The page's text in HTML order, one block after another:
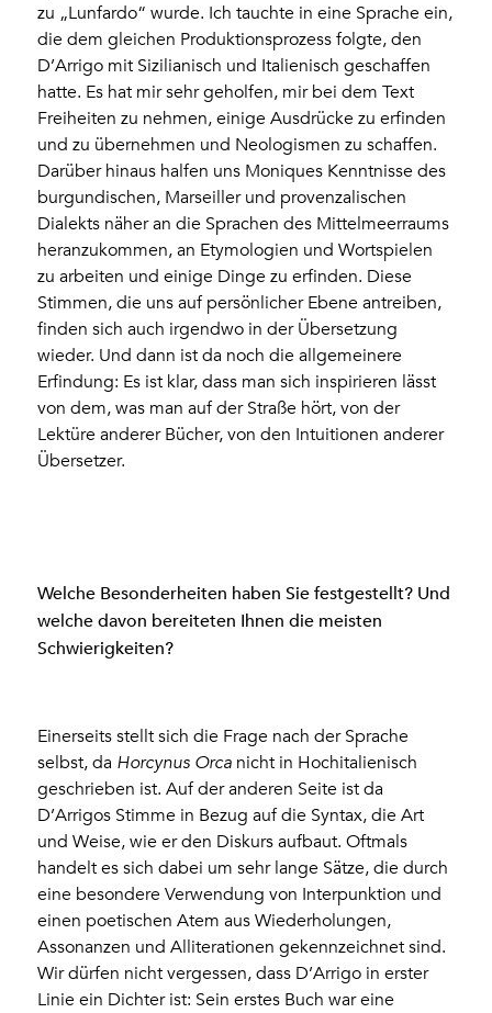
zu „Lunfardo“ wurde. Ich tauchte in eine Sprache ein,
die dem gleichen Produktionsprozess folgte, den
D’Arrigo mit Sizilianisch und Italienisch geschaffen
hatte. Es hat mir sehr geholfen, mir bei dem Text
Freiheiten zu nehmen, einige Ausdrücke zu erfinden
und zu übernehmen und Neologismen zu schaffen.
Darüber hinaus halfen uns Moniques Kenntnisse des
burgundischen, Marseiller und provenzalischen
Dialekts näher an die Sprachen des Mittelmeerraums
heranzukommen, an Etymologien und Wortspielen
zu arbeiten und einige Dinge zu erfinden. Diese
Stimmen, die uns auf persönlicher Ebene antreiben,
finden sich auch irgendwo in der Übersetzung
wieder. Und dann ist da noch die allgemeinere
Erfindung: Es ist klar, dass man sich inspirieren lässt
von dem, was man auf der Straße hört, von der
Lektüre anderer Bücher, von den Intuitionen anderer
Übersetzer.
Welche Besonderheiten haben Sie festgestellt? Und
welche davon bereiteten Ihnen die meisten
Schwierigkeiten?
Einerseits stellt sich die Frage nach der Sprache
selbst, da Horcynus Orca nicht in Hochitalienisch
geschrieben ist. Auf der anderen Seite ist da
D’Arrigos Stimme in Bezug auf die Syntax, die Art
und Weise, wie er den Diskurs aufbaut. Oftmals
handelt es sich dabei um sehr lange Sätze, die durch
eine besondere Verwendung von Interpunktion und
einen poetischen Atem aus Wiederholungen,
Assonanzen und Alliterationen gekennzeichnet sind.
Wir dürfen nicht vergessen, dass D’Arrigo in erster
Linie ein Dichter ist: Sein erstes Buch war eine